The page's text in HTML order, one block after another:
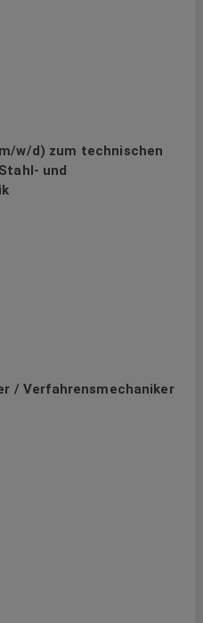
w/d) zum technischen
und
/ Verfahrensmechaniker